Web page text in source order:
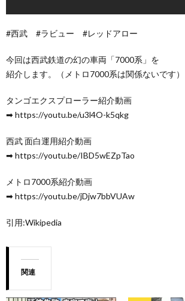
#西武 #ラビュー #レッドアロー
今回は西武鉄道の幻の車両「7000系」を
紹介します。（メトロ7000系は関係ないです）
タンゴエクスプローラー紹介動画
➡︎ https://youtu.be/u3l4O-k5qkg
西武 面白運用紹介動画
➡︎ https://youtu.be/IBD5wEZpTao
メトロ7000系紹介動画
➡︎ https://youtu.be/jDjw7bbVUAw
引用:Wikipedia
関連